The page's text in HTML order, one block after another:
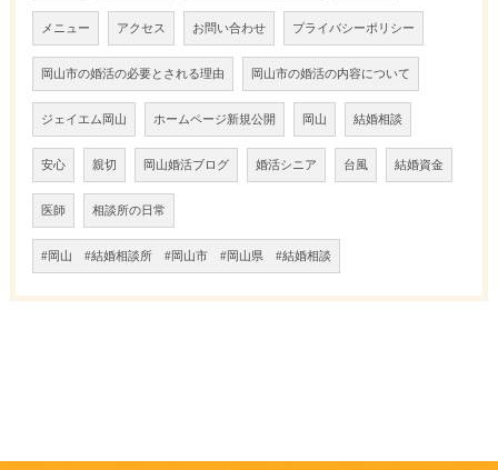
メニュー アクセス お問い合わせ プライバシーポリシー
岡山市の婚活の必要とされる理由 岡山市の婚活の内容について
ジェイエム岡山 ホームページ新規公開 岡山 結婚相談
安心 親切 岡山婚活ブログ 婚活シニア 台風 結婚資金
医師 相談所の日常
#岡山 #結婚相談所 #岡山市 #岡山県 #結婚相談